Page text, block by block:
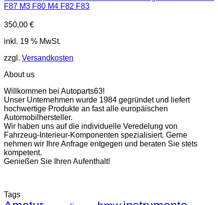
F87 M3 F80 M4 F82 F83
350,00 €
inkl. 19 % MwSt.
zzgl. Versandkosten
About us
Willkommen bei Autoparts63!
Unser Unternehmen wurde 1984 gegründet und liefert
hochwertige Produkte an fast alle europäischen
Automobilhersteller.
Wir haben uns auf die individuelle Veredelung von
Fahrzeug-Interieur-Komponenten spezialisiert. Gerne
nehmen wir Ihre Anfrage entgegen und beraten Sie stets
kompetent.
Genießen Sie Ihren Aufenthalt!
Tags